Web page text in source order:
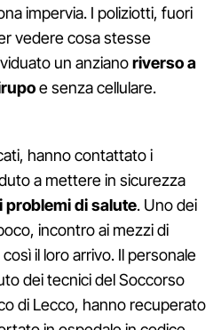
impervia. I poliziotti, fuori
vedere cosa stesse
un anzianoriverso a
e senza cellulare.
hanno contattato i
a mettere in sicurezza
problemi di salute. Uno dei
incontro ai mezzi di
il loro arrivo. Il personale
dei tecnici del Soccorso
di Lecco, hanno recuperato